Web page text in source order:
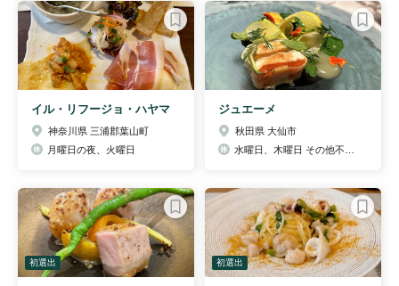
イル・リフージョ・ハヤマ
神奈川県 三浦郡葉山町
月曜日の夜、火曜日
ジュエーメ
秋田県 大仙市
初選出 初選出